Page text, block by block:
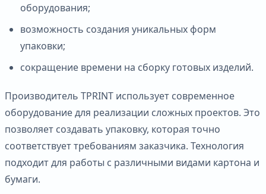
оборудования;
возможность создания уникальных форм
упаковки;
сокращение времени на сборку готовых изделий.
Производитель TPRINT использует современное
оборудование для реализации сложных проектов. Это
позволяет создавать упаковку, которая точно
соответствует требованиям заказчика. Технология
подходит для работы с различными видами картона и
бумаги.